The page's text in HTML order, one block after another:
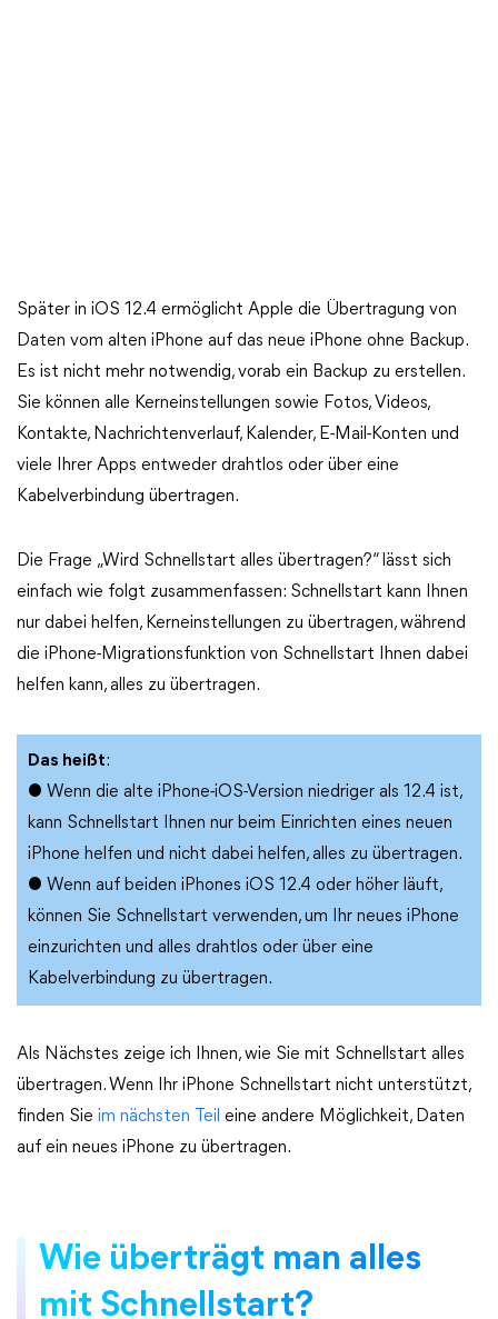
Später in iOS 12.4 ermöglicht Apple die Übertragung von
Daten vom alten iPhone auf das neue iPhone ohne Backup.
Es ist nicht mehr notwendig, vorab ein Backup zu erstellen.
Sie können alle Kerneinstellungen sowie Fotos, Videos,
Kontakte, Nachrichtenverlauf, Kalender, E-Mail-Konten und
viele Ihrer Apps entweder drahtlos oder über eine
Kabelverbindung übertragen.
Die Frage „Wird Schnellstart alles übertragen?“ lässt sich
einfach wie folgt zusammenfassen: Schnellstart kann Ihnen
nur dabei helfen, Kerneinstellungen zu übertragen, während
die iPhone-Migrationsfunktion von Schnellstart Ihnen dabei
helfen kann, alles zu übertragen.
Das heißt:
● Wenn die alte iPhone-iOS-Version niedriger als 12.4 ist,
kann Schnellstart Ihnen nur beim Einrichten eines neuen
iPhone helfen und nicht dabei helfen, alles zu übertragen.
● Wenn auf beiden iPhones iOS 12.4 oder höher läuft,
können Sie Schnellstart verwenden, um Ihr neues iPhone
einzurichten und alles drahtlos oder über eine
Kabelverbindung zu übertragen.
Als Nächstes zeige ich Ihnen, wie Sie mit Schnellstart alles
übertragen. Wenn Ihr iPhone Schnellstart nicht unterstützt,
finden Sie im nächsten Teil eine andere Möglichkeit, Daten
auf ein neues iPhone zu übertragen.
Wie überträgt man alles
mit Schnellstart?